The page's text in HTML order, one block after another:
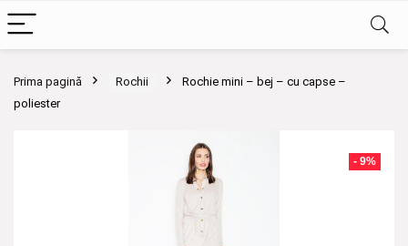
Prima pagină Rochii
Rochie mini – bej – cu capse –
poliester
- 9%